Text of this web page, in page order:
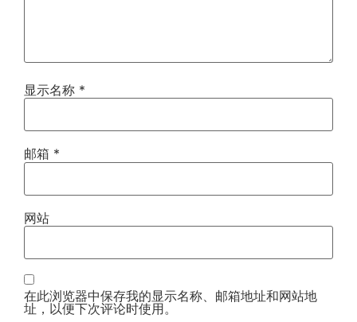
显示名称 *
邮箱 *
网站
在此浏览器中保存我的显示名称、邮箱地址和网站地
址，以便下次评论时使用。